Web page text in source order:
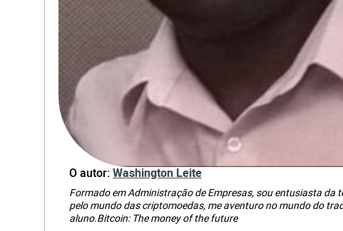
O autor:Washington Leite
Formado em Administração de Empresas, sou entusiasta da
pelo mundo das criptomoedas, me aventuro no mundo do
aluno.Bitcoin: The money of the future